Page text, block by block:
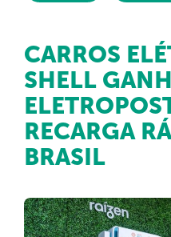
CARROS
SHELL
RECARGA
BRASIL